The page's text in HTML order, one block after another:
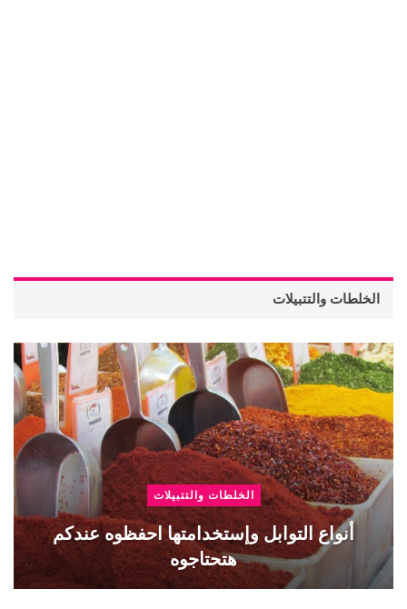
الخلطات والتتبيلات
الخلطات والتتبيلات
أنواع التوابل وإستخدامتها احفظوه عندكم
هتحتاجوه